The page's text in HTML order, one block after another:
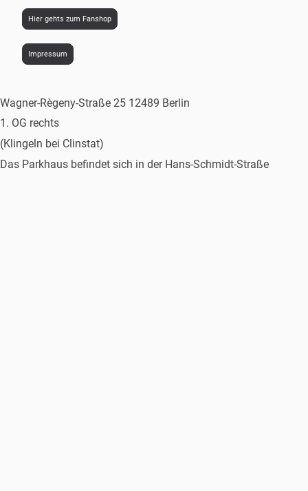
Hier gehts zum Fanshop
Impressum
Wagner-Règeny-Straße 25 12489 Berlin
1. OG rechts
(Klingeln bei Clinstat)
Das Parkhaus befindet sich in der Hans-Schmidt-Straße